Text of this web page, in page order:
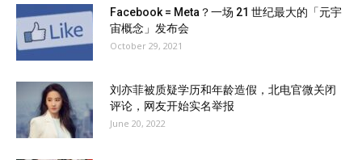
Facebook = Meta？一场 21 世纪最大的「元宇
宙概念」发布会
October 29, 2021
刘亦菲被质疑学历和年龄造假，北电官微关闭
评论，网友开始实名举报
June 20, 2022